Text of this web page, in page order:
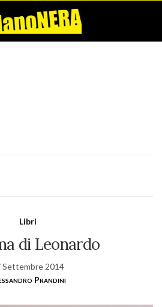
Libri
di Leonardo
Settembre 2014
Prandini